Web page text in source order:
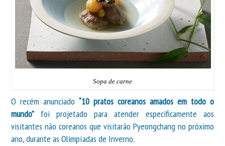
Sopa de carne
O recém anunciado“10 pratos coreanos amados em todo o
mundo” foi projetado para atender especificamente aos
visitantes não coreanos que visitarão Pyeongchang no próximo
ano, durante asOlimpíadas de Inverno.